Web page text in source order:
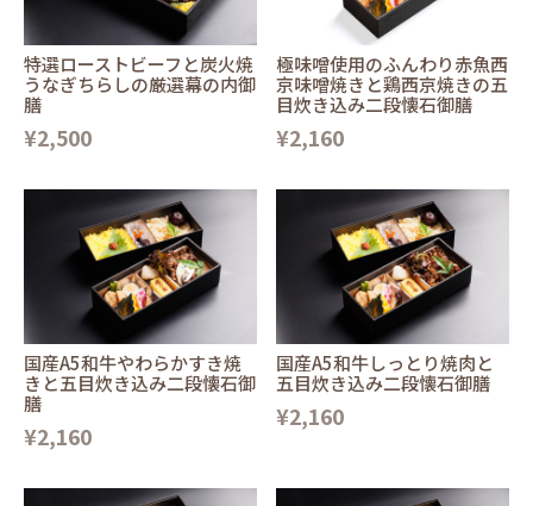
特選ローストビーフと炭火焼
うなぎちらしの厳選幕の内御
膳
¥2,500
極味噌使用のふんわり赤魚西
京味噌焼きと鶏西京焼きの五
目炊き込み二段懐石御膳
¥2,160
国産A5和牛やわらかすき焼
きと五目炊き込み二段懐石御
膳
¥2,160
国産A5和牛しっとり焼肉と
五目炊き込み二段懐石御膳
¥2,160